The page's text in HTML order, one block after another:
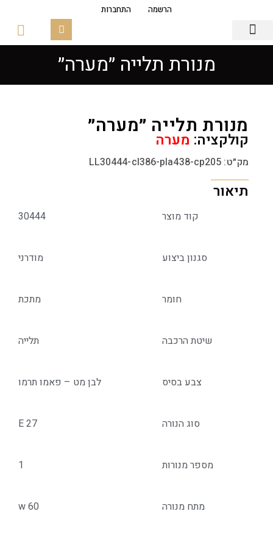
הרשמה התחברות
מנורת תלייה ״מערה״
מנורת תלייה ״מערה״
קולקציה: מערה
מק״ט: LL30444-cl386-pla438-cp205
תיאור
קוד מוצר 30444
סגנון ביצוע מודרני
חומר מתכת
שיטת הרכבה תלייה
צבע בסיס לבן מט – פאמו תרמו
סוג הנורה E 27
מספר מנורות 1
מתח מנורה w 60